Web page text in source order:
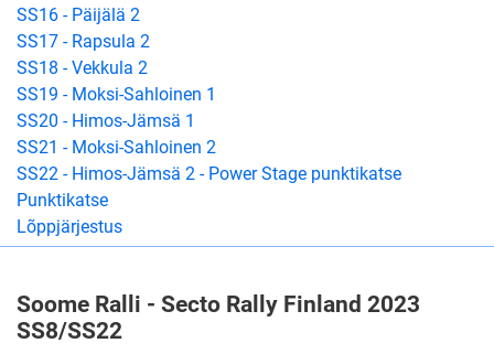
SS16 - Päijälä 2
SS17 - Rapsula 2
SS18 - Vekkula 2
SS19 - Moksi-Sahloinen 1
SS20 - Himos-Jämsä 1
SS21 - Moksi-Sahloinen 2
SS22 - Himos-Jämsä 2 - Power Stage punktikatse
Punktikatse
Lõppjärjestus
Soome Ralli - Secto Rally Finland 2023
SS8/SS22